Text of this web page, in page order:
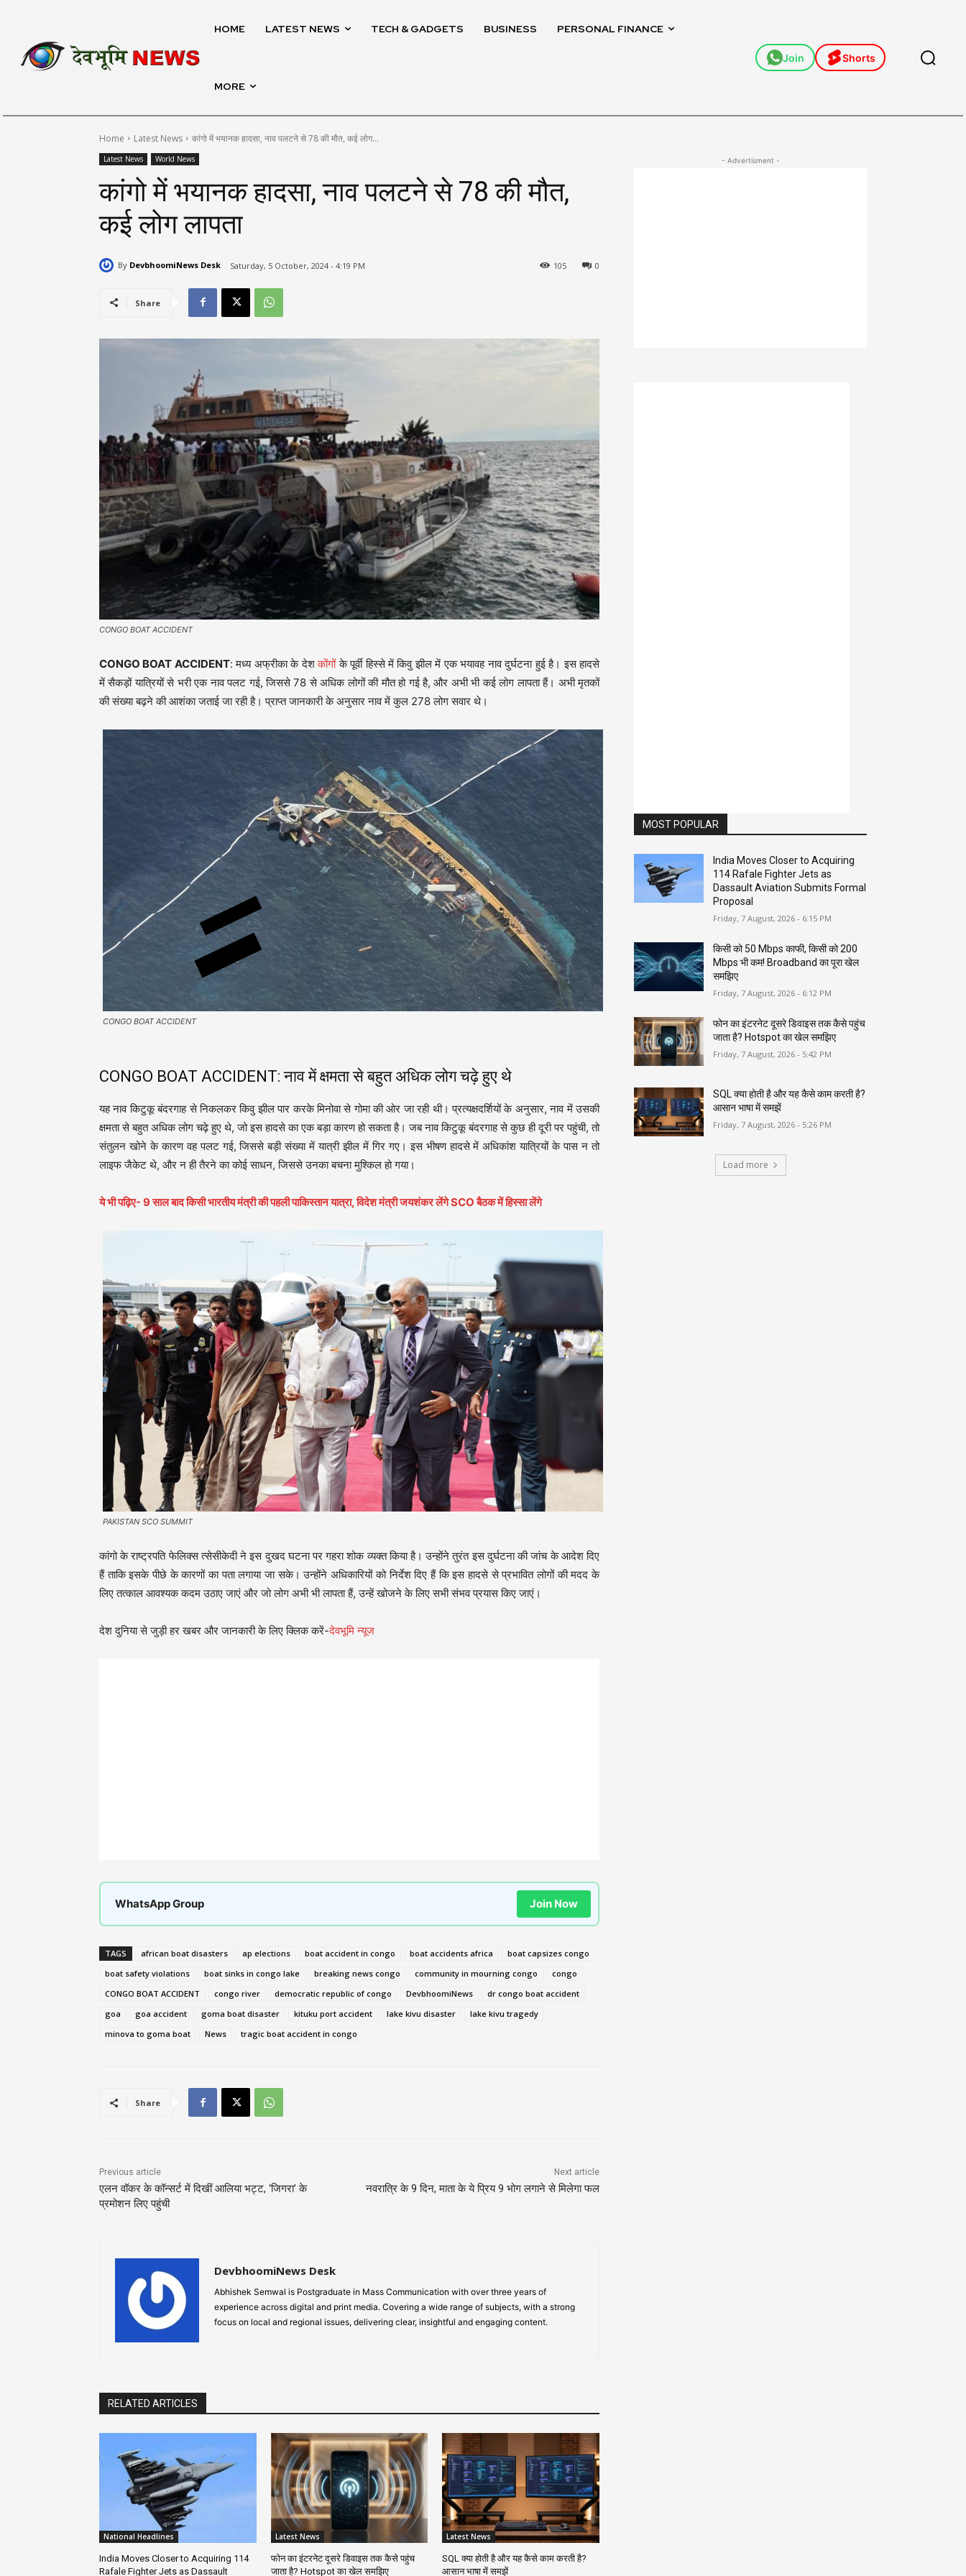
HOME LATEST NEWS TECH & GADGETS BUSINESS PERSONAL FINANCE
MORE
Join Shorts
Home Latest News कांगो में भयानक हादसा, नाव पलटने से 78 की मौत, कई लोग...
Latest News World News
कांगो में भयानक हादसा, नाव पलटने से 78 की मौत,
कई लोग लापता
By DevbhoomiNews Desk Saturday, 5 October, 2024 - 4:19 PM 0
105
Share
CONGO BOAT ACCIDENT
CONGO BOAT ACCIDENT: मध्य अफ्रीका के देशकोंगोंके पूर्वी हिस्से में किवु झील में एक भयावह नाव दुर्घटना हुई है। इस हादसे
में सैकड़ों यात्रियों से भरी एक नाव पलट गई, जिससे 78 से अधिक लोगों की मौत हो गई है, और अभी भी कई लोग लापता हैं। अभी मृतकों
की संख्या बढ़ने की आशंका जताई जा रही है। प्राप्त जानकारी के अनुसार नाव में कुल 278 लोग सवार थे।
CONGO BOAT ACCIDENT
CONGO BOAT ACCIDENT: नाव में क्षमता से बहुत अधिक लोग चढ़े हुए थे
यह नाव किटुकू बंदरगाह से निकलकर किवु झील पार करके मिनोवा से गोमा की ओर जा रही थी। प्रत्यक्षदर्शियों के अनुसार, नाव में उसकी
क्षमता से बहुत अधिक लोग चढ़े हुए थे, जो इस हादसे का एक बड़ा कारण हो सकता है। जब नाव किटुकू बंदरगाह से कुछ ही दूरी पर पहुंची, तो
संतुलन खोने के कारण वह पलट गई, जिससे बड़ी संख्या में यात्री झील में गिर गए। इस भीषण हादसे में अधिकांश यात्रियों के पास न तो
लाइफ जैकेट थे, और न ही तैरने का कोई साधन, जिससे उनका बचना मुश्किल हो गया।
ये भी पढ़िए- 9 साल बाद किसी भारतीय मंत्री की पहली पाकिस्तान यात्रा, विदेश मंत्री जयशंकर लेंगे SCO बैठक में हिस्सा लेंगे
PAKISTAN SCO SUMMIT
कांगो के राष्ट्रपति फेलिक्स त्सेसीकेदी ने इस दुखद घटना पर गहरा शोक व्यक्त किया है। उन्होंने तुरंत इस दुर्घटना की जांच के आदेश दिए
हैं ताकि इसके पीछे के कारणों का पता लगाया जा सके। उन्होंने अधिकारियों को निर्देश दिए हैं कि इस हादसे से प्रभावित लोगों की मदद के
लिए तत्काल आवश्यक कदम उठाए जाएं और जो लोग अभी भी लापता हैं, उन्हें खोजने के लिए सभी संभव प्रयास किए जाएं।
देश दुनिया से जुड़ी हर खबर और जानकारी के लिए क्लिक करें-देवभूमि न्यूज
WhatsApp Group Join Now
TAGS african boat disasters ap elections boat accident in congo boat accidents africa
boat capsizes congo
boat safety violations
boat sinks in congo lake breaking news congo community in mourning congo
congo
CONGO BOAT ACCIDENT
congo river democratic republic of congo DevbhoomiNews
dr congo boat accident
goa
goa accident goma boat disaster kituku port accident lake kivu disaster
lake kivu tragedy
minova to goma boat
News tragic boat accident in congo
Share
Previous article
एलन वॉकर के कॉन्सर्ट में दिखीं आलिया भट्ट, ‘जिगरा’ के
प्रमोशन लिए पहुंची
Next article
नवरात्रि के 9 दिन, माता के ये प्रिय 9 भोग लगाने से मिलेगा फल
DevbhoomiNews Desk
Abhishek Semwal is Postgraduate in Mass Communication with over three years of
experience across digital and print media. Covering a wide range of subjects, with a strong
focus on local and regional issues, delivering clear, insightful and engaging content.
RELATED ARTICLES
National Headlines
India Moves Closer to Acquiring 114
Rafale Fighter Jets as Dassault
Latest News
फोन का इंटरनेट दूसरे डिवाइस तक कैसे पहुंच
जाता है? Hotspot का खेल समझिए
Latest News
SQL क्या होती है और यह कैसे काम करती है?
आसान भाषा में समझें
- Advertisment -
MOST POPULAR
India Moves Closer to Acquiring
114 Rafale Fighter Jets as
Dassault Aviation Submits Formal
Proposal
Friday, 7 August, 2026 - 6:15 PM
किसी को 50 Mbps काफी, किसी को 200
Mbps भी कम! Broadband का पूरा खेल
समझिए
Friday, 7 August, 2026 - 6:12 PM
फोन का इंटरनेट दूसरे डिवाइस तक कैसे पहुंच
जाता है? Hotspot का खेल समझिए
Friday, 7 August, 2026 - 5:42 PM
SQL क्या होती है और यह कैसे काम करती है?
आसान भाषा में समझें
Friday, 7 August, 2026 - 5:26 PM
Load more